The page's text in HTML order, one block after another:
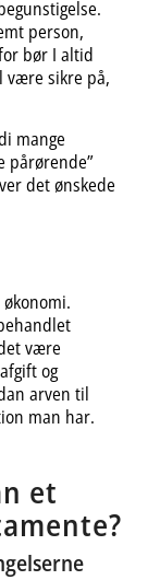
person,
bør I altid
være sikre på,
mange
pårørende”
det ønskede
være
og
arven til
man har.
et